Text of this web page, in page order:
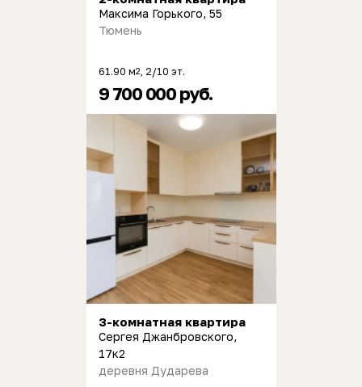
Максима Горького, 55
Тюмень
61.90 м2 , 2/10 эт.
9 700 000 руб.
3-комнатная квартира
Сергея Джанбровского,
17к2
деревня Дударева